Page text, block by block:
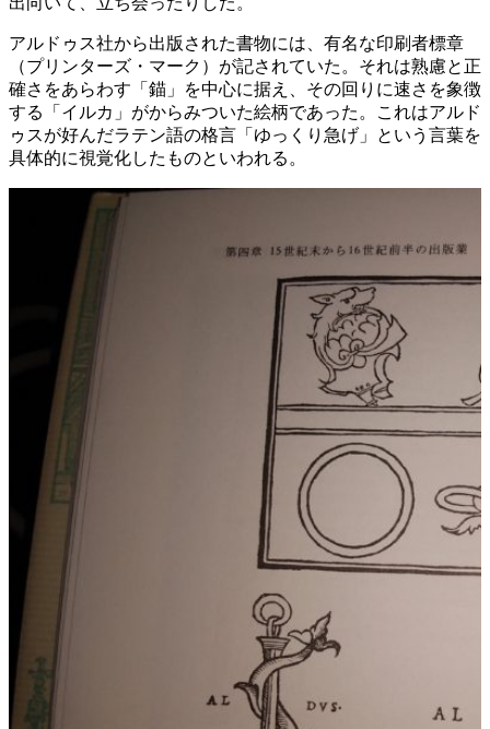
アルドゥス社から出版された書物には、有名な印刷者標章
（プリンターズ・マーク）が記されていた。それは熟慮と正
確さをあらわす「錨」を中心に据え、その回りに速さを象徴
する「イルカ」がからみついた絵柄であった。これはアルド
ゥスが好んだラテン語の格言「ゆっくり急げ」という言葉を
具体的に視覚化したものといわれる。